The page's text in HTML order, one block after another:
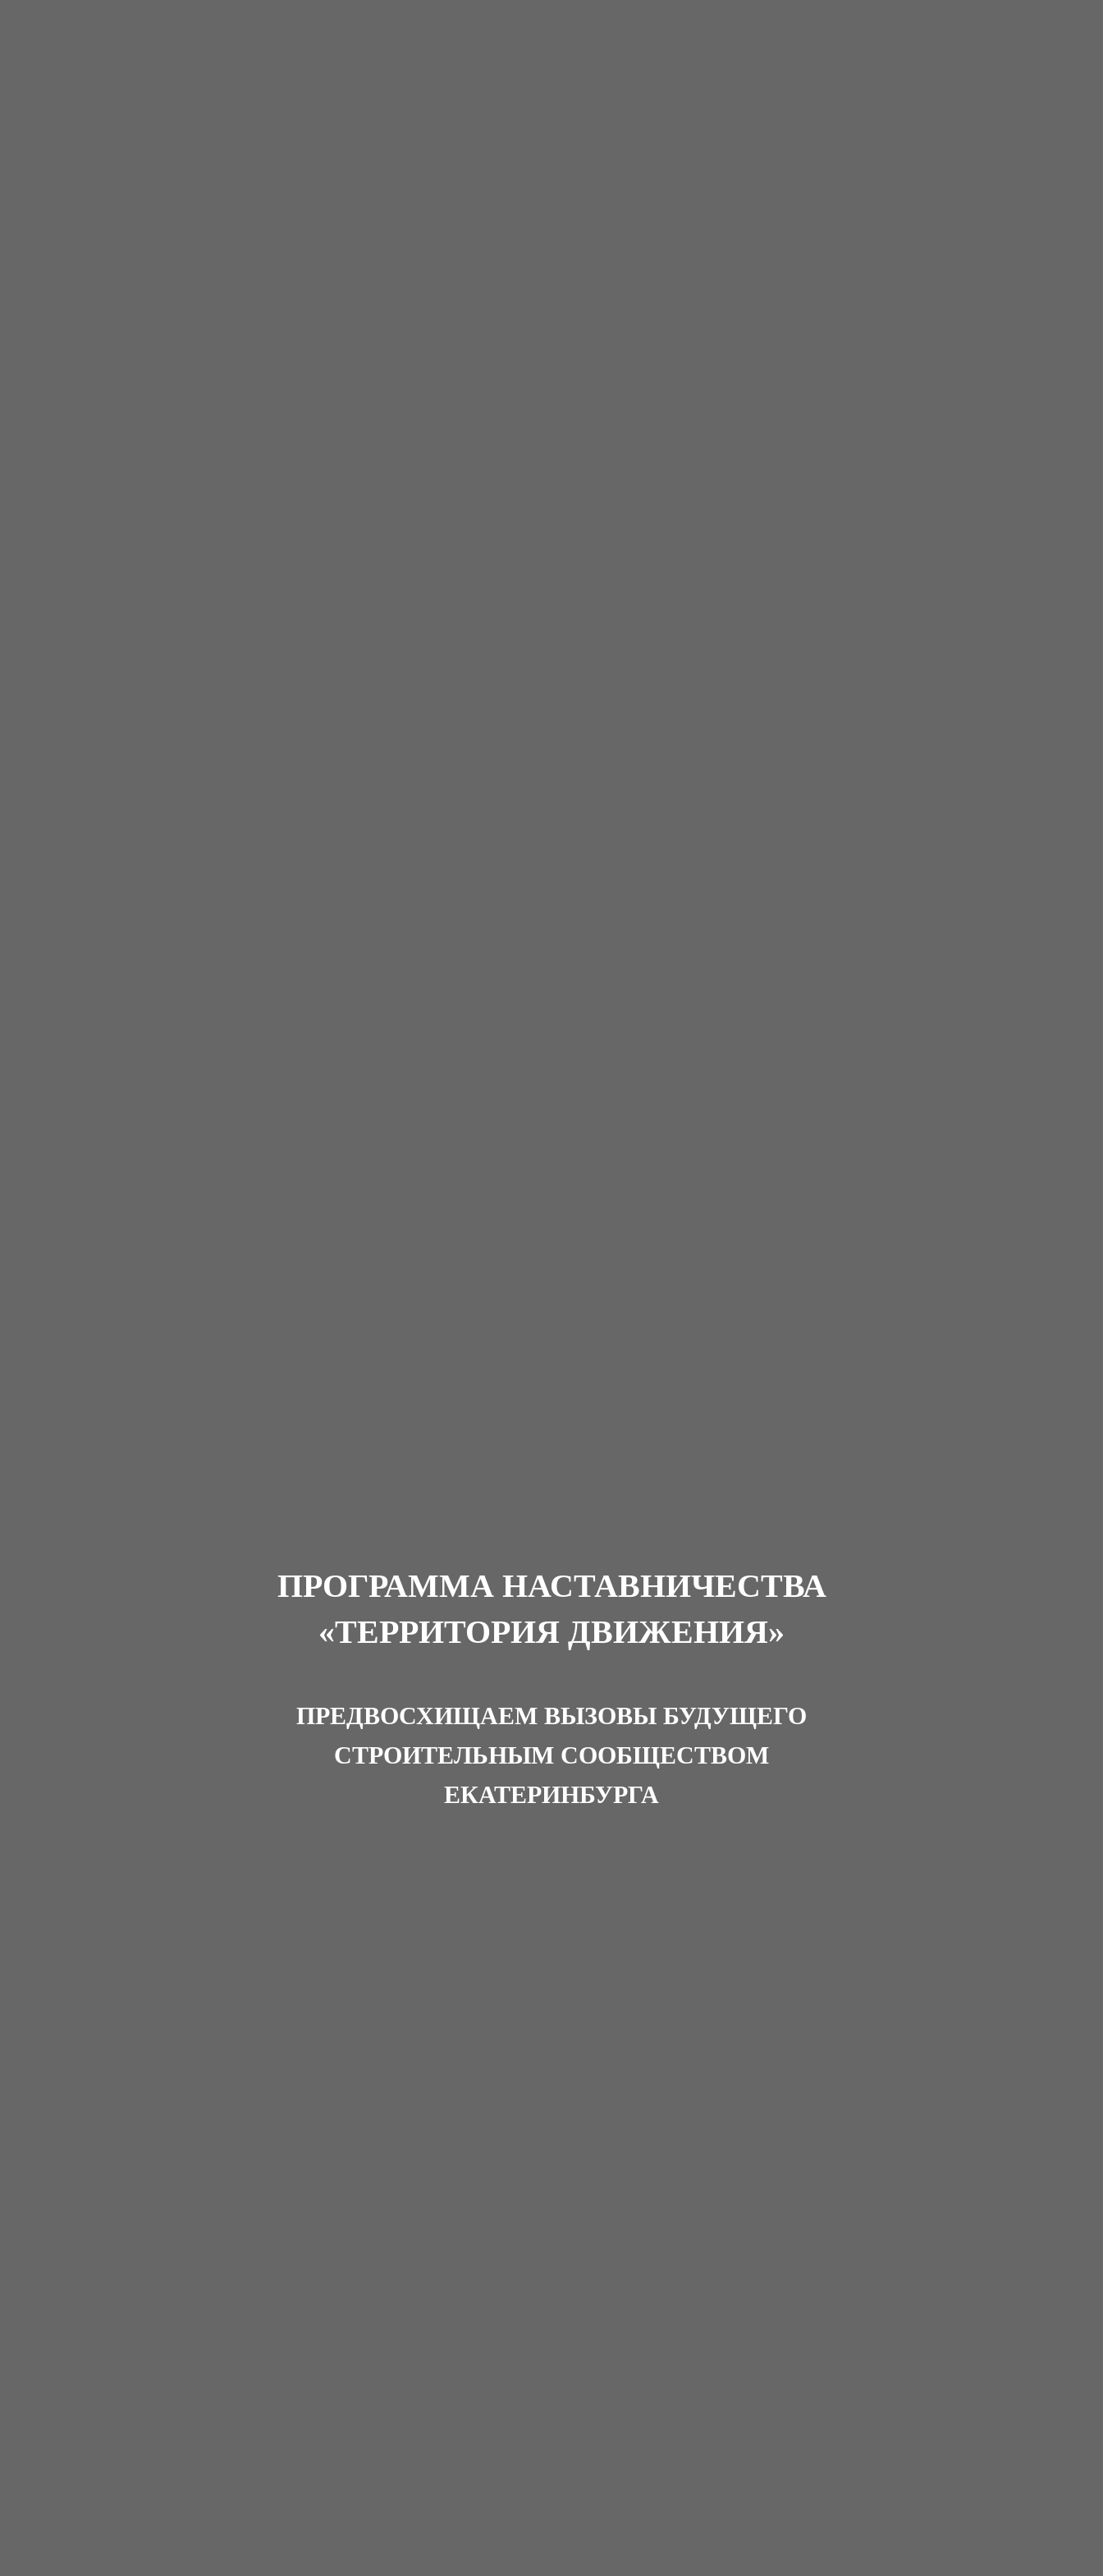
ПРОГРАММА НАСТАВНИЧЕСТВА
«ТЕРРИТОРИЯ ДВИЖЕНИЯ»
ПРЕДВОСХИЩАЕМ ВЫЗОВЫ БУДУЩЕГО
СТРОИТЕЛЬНЫМ СООБЩЕСТВОМ
ЕКАТЕРИНБУРГА